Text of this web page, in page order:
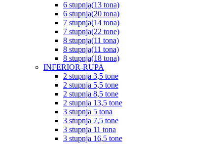
6 stupnja(13 tona)
6 stupnja(20 tona)
7 stupnja(14 tona)
7 stupnja(22 tone)
8 stupnja(11 tona)
8 stupnja(11 tona)
8 stupnja(18 tona)
INFERIOR-RUPA
2 stupnja 3,5 tone
2 stupnja 5,5 tone
2 stupnja 8,5 tone
2 stupnja 13,5 tone
3 stupnja 5 tona
3 stupnja 7,5 tone
3 stupnja 11 tona
3 stupnja 16,5 tone